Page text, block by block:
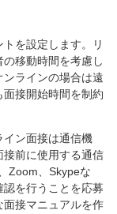
を設定します。リ
移動時間を考慮し
ラインの場合は遠
接開始時間を制約
イン面接は通信機
前に使用する通信
Zoom、Skypeな
を行うことを応募
接マニュアルを作